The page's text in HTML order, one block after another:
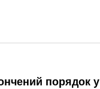
порядок у